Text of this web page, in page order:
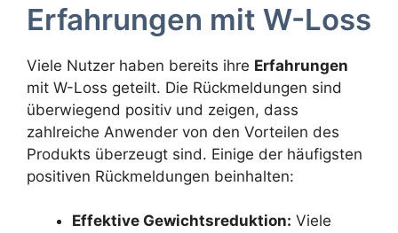
Erfahrungen mit W-Loss
Viele Nutzer haben bereits ihre Erfahrungen
mit W-Loss geteilt. Die Rückmeldungen sind
überwiegend positiv und zeigen, dass
zahlreiche Anwender von den Vorteilen des
Produkts überzeugt sind. Einige der häufigsten
positiven Rückmeldungen beinhalten:
Effektive Gewichtsreduktion: Viele